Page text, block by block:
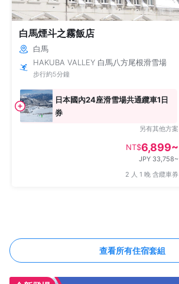
白馬煙斗之霧飯店
白馬
HAKUBA VALLEY 白馬八方尾根滑雪場
步行約5分鐘
日本國內24座滑雪場共通纜車1日
券
另有其他方案
NT$6,899~
JPY 33,758~
2 人 1 晚 含纜車券
查看所有住宿套組